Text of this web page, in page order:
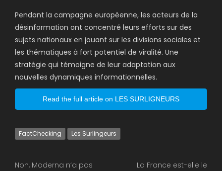
Pendant la campagne européenne, les acteurs de la
désinformation ont concentré leurs efforts sur des
sujets nationaux en jouant sur les divisions sociales et
les thématiques à fort potentiel de viralité. Une
stratégie qui témoigne de leur adaptation aux
nouvelles dynamiques informationnelles.
Read the full article on LES SURLIGNEURS
FactChecking Les Surlingeurs
Non, Moderna n’a pas
La France est-elle le